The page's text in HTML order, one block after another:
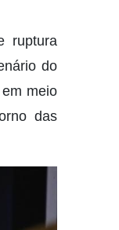
ruptura
do
meio
das